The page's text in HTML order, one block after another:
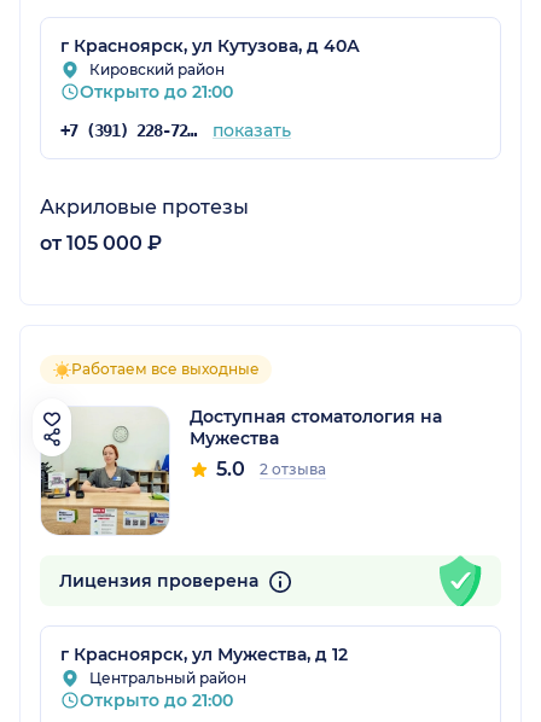
г Красноярск, ул Кутузова, д 40А
Кировский район
Открыто до 21:00
+7 (391) 228-72-76 показать
Акриловые протезы
от 105 000 ₽
Работаем все выходные
Доступная стоматология на
Мужества
5.0 2 отзыва
Лицензия проверена
г Красноярск, ул Мужества, д 12
Центральный район
Открыто до 21:00